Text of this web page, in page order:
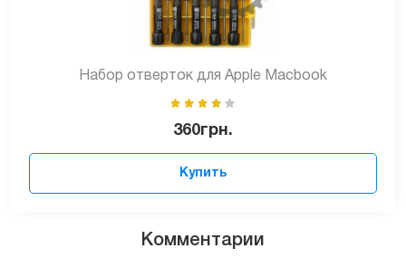
Набор отверток для Apple Macbook
360грн.
Купить
Комментарии